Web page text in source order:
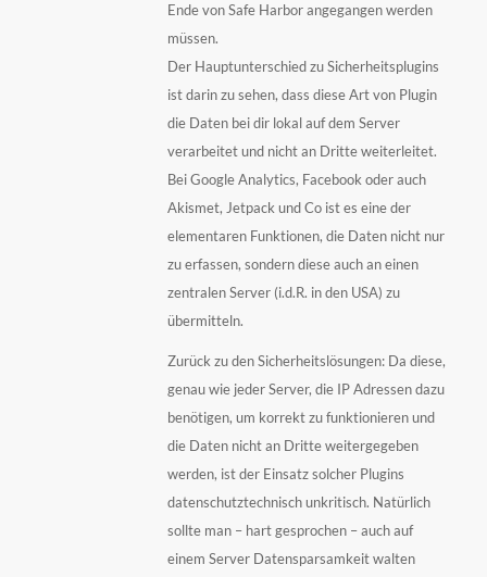
Ende von Safe Harbor angegangen werden
müssen.
Der Hauptunterschied zu Sicherheitsplugins
ist darin zu sehen, dass diese Art von Plugin
die Daten bei dir lokal auf dem Server
verarbeitet und nicht an Dritte weiterleitet.
Bei Google Analytics, Facebook oder auch
Akismet, Jetpack und Co ist es eine der
elementaren Funktionen, die Daten nicht nur
zu erfassen, sondern diese auch an einen
zentralen Server (i.d.R. in den USA) zu
übermitteln.
Zurück zu den Sicherheitslösungen: Da diese,
genau wie jeder Server, die IP Adressen dazu
benötigen, um korrekt zu funktionieren und
die Daten nicht an Dritte weitergegeben
werden, ist der Einsatz solcher Plugins
datenschutztechnisch unkritisch. Natürlich
sollte man – hart gesprochen – auch auf
einem Server Datensparsamkeit walten